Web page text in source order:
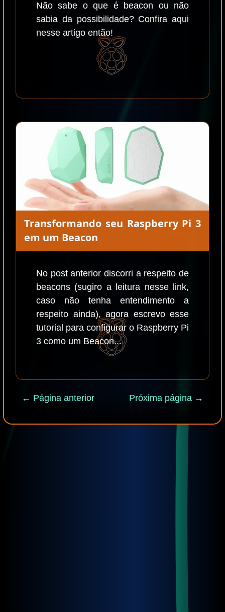
Não sabe o que é beacon ou não
sabia da possibilidade? Confira aqui
nesse artigo então!
Transformando seu Raspberry Pi 3
em um Beacon
No post anterior discorri a respeito de
beacons (sugiro a leitura nesse link,
caso não tenha entendimento a
respeito ainda), agora escrevo esse
tutorial para configurar o Raspberry Pi
3 como um Beacon...
← Página anterior Próxima página →